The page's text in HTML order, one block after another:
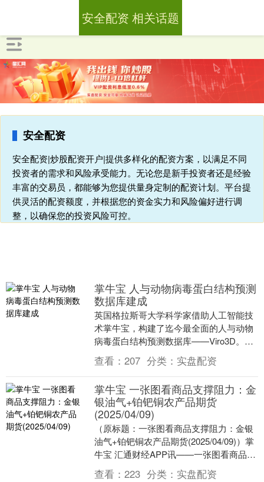
安全配资
安全配资|炒股配资开户|提供多样化的配资方案，以满足不同
投资者的需求和风险承受能力。无论您是新手投资者还是经验
丰富的交易员，都能够为您提供量身定制的配资计划。平台提
供灵活的配资额度，并根据您的资金实力和风险偏好进行调
整，以确保您的投资风险可控。
安全配资 相关话题
掌牛宝 人与动物病毒蛋白结构预测
数据库建成
英国格拉斯哥大学科学家借助人工智能技
术掌牛宝，构建了迄今最全面的人与动物
病毒蛋白结构预测数据库——Viro3D。相
关研究成果已发表于最新一期《分子系统
生物学》杂....
查看： 207 分类： 实盘配资
掌牛宝 一张图看商品支撑阻力：金
银油气+铂钯铜农产品期货
(2025/04/09)
（原标题：一张图看商品支撑阻力：金银
油气+铂钯铜农产品期货(2025/04/09)）掌
牛宝 汇通财经APP讯——一张图看商品支
撑阻力：金银油气+铂钯铜+农产品期....
查看： 223 分类： 实盘配资